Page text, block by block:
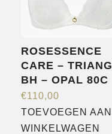
gekozen
worden
de
ROSESSENCE
CARE –
BH – OPAL 80C
€110,00
TOEVOEGEN AAN
WINKELWAGEN